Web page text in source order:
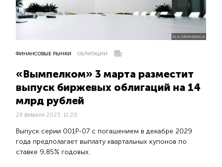
FLICKR/MK51RUS
ФИНАНСОВЫЕ РЫНКИ ОБЛИГАЦИИ
«Вымпелком» 3 марта разместит
выпуск биржевых облигаций на 14
млрд рублей
28 февраля 2023, 11:20
Выпуск серии 001Р-07 с погашением в декабре 2029
года предполагает выплату квартальных купонов по
ставке 9,85% годовых.